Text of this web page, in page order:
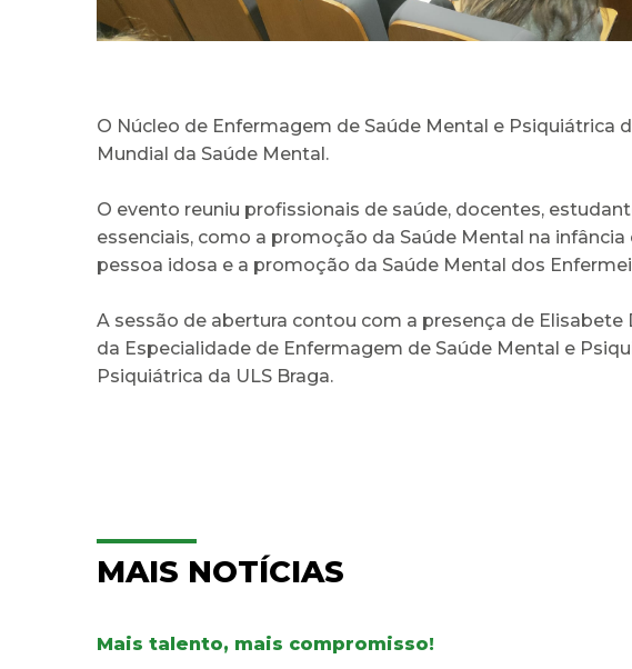
O Núcleo de Enfermagem de Saúde Mental e Psiquiátrica
Mundial da Saúde Mental.
O evento reuniu profissionais de saúde, docentes,
essenciais, como a promoção da Saúde Mental na
pessoa idosa e a promoção da Saúde Mental dos
A sessão de abertura contou com a presença de Elisabete
da Especialidade de Enfermagem de Saúde Mental e
Psiquiátrica da ULS Braga.
MAIS NOTÍCIAS
Mais talento, mais compromisso!